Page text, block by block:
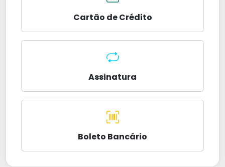
Cartão de Crédito
Assinatura
Boleto Bancário